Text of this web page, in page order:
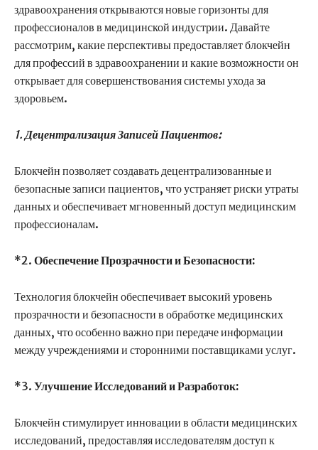
здравоохранения открываются новые горизонты для
профессионалов в медицинской индустрии. Давайте
рассмотрим, какие перспективы предоставляет блокчейн
для профессий в здравоохранении и какие возможности он
открывает для совершенствования системы ухода за
здоровьем.
1.Децентрализация Записей Пациентов:
Блокчейн позволяет создавать децентрализованные и
безопасные записи пациентов, что устраняет риски утраты
данных и обеспечивает мгновенный доступ медицинским
профессионалам.
*2. Обеспечение Прозрачности и Безопасности:
Технология блокчейн обеспечивает высокий уровень
прозрачности и безопасности в обработке медицинских
данных, что особенно важно при передаче информации
между учреждениями и сторонними поставщиками услуг.
*3. Улучшение Исследований и Разработок:
Блокчейн стимулирует инновации в области медицинских
исследований, предоставляя исследователям доступ к